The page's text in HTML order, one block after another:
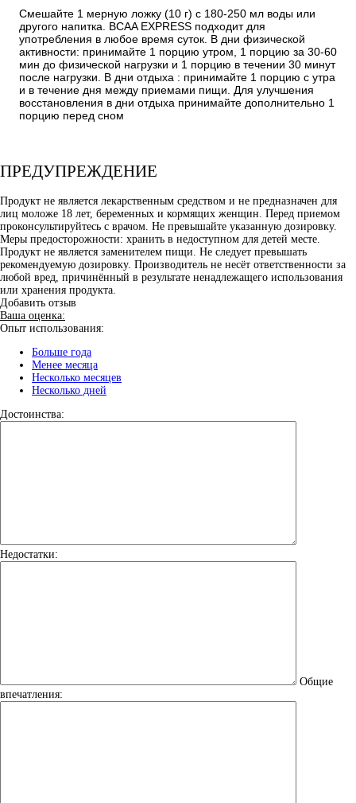
Смешайте 1 мерную ложку (10 г) с 180-250 мл воды или
другого напитка. BCAA EXPRESS подходит для
употребления в любое время суток. В дни физической
активности: принимайте 1 порцию утром, 1 порцию за 30-60
мин до физической нагрузки и 1 порцию в течении 30 минут
после нагрузки. В дни отдыха : принимайте 1 порцию с утра
и в течение дня между приемами пищи. Для улучшения
восстановления в дни отдыха принимайте дополнительно 1
порцию перед сном
ПРЕДУПРЕЖДЕНИЕ
Продукт не является лекарственным средством и не предназначен для
лиц моложе 18 лет, беременных и кормящих женщин. Перед приемом
проконсультируйтесь с врачом. Не превышайте указанную дозировку.
Меры предосторожности: хранить в недоступном для детей месте.
Продукт не является заменителем пищи. Не следует превышать
рекомендуемую дозировку. Производитель не несёт ответственности за
любой вред, причинённый в результате ненадлежащего использования
или хранения продукта.
Добавить отзыв
Ваша оценка:
Опыт использования:
Больше года
Менее месяца
Несколько месяцев
Несколько дней
Достоинства:
Недостатки:
Общие
впечатления: